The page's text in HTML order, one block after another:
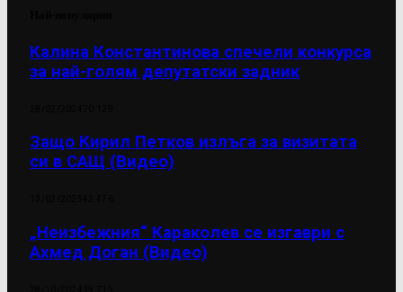
Калина Константинова спечели конкурса
за най-голям депутатски задник
Защо Кирил Петков излъга за визитата
си в САЩ (Видео)
„Неизбежния“ Караколев се изгаври с
Ахмед Доган (Видео)